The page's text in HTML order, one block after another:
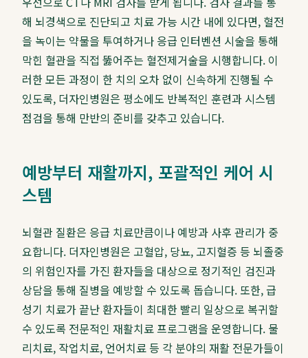
해 뇌경색으로 진단되고 치료 가능 시간 내에 있다면, 혈전
을 녹이는 약물을 투여하거나 응급 인터벤션 시술을 통해
막힌 혈관을 직접 뚫어주는 혈전제거술을 시행합니다. 이
러한 모든 과정이 한 치의 오차 없이 신속하게 진행될 수
있도록, 더자인병원은 평소에도 반복적인 훈련과 시스템
점검을 통해 만반의 준비를 갖추고 있습니다.
예방부터 재활까지, 포괄적인 케어 시
스템
뇌혈관 질환은 응급 치료만큼이나 예방과 사후 관리가 중
요합니다. 더자인병원은 고혈압, 당뇨, 고지혈증 등 뇌졸중
의 위험인자를 가진 환자들을 대상으로 정기적인 검진과
상담을 통해 질병을 예방할 수 있도록 돕습니다. 또한, 급
성기 치료가 끝난 환자들이 최대한 빨리 일상으로 복귀할
수 있도록 전문적인 재활치료 프로그램을 운영합니다. 물
리치료, 작업치료, 언어치료 등 각 분야의 재활 전문가들이